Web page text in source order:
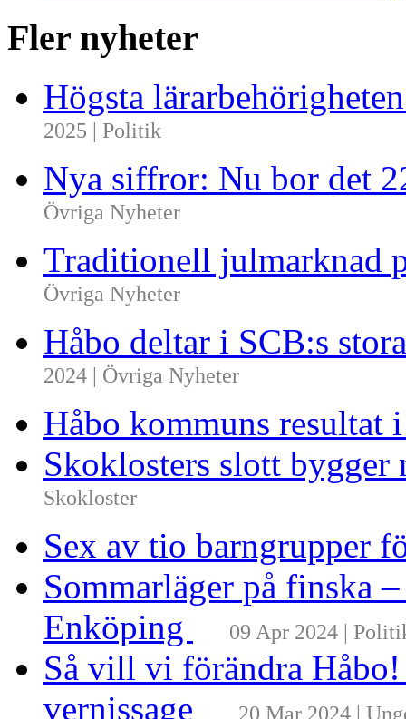
Fler nyheter
Högsta
2025 | Politik
Nya siffror: Nu bor det
Övriga Nyheter
Traditionell julmarknad
Övriga Nyheter
Håbo deltar i SCB:s
2024 | Övriga Nyheter
Håbo kommuns resultat
Skoklosters slott
Skokloster
Sex av tio barngrupper
Sommarläger på finska
Enköping
09 Apr 2024 |
Så vill vi förändra
vernissage
20 Mar 2024 |